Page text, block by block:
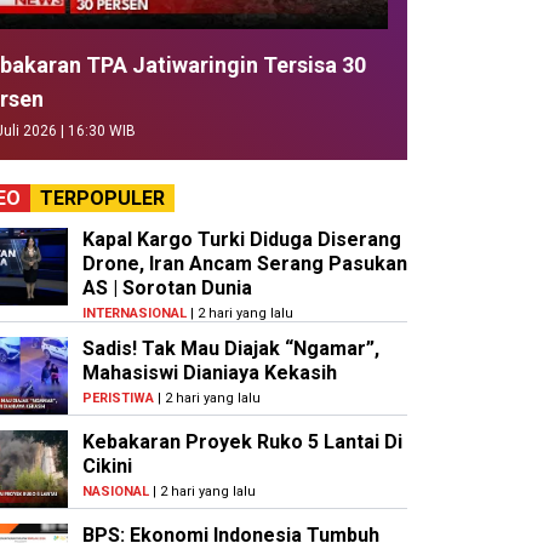
TPA Jatiwaringin Tersisa 30
2026 | 16:30 WIB
TERPOPULER
Kapal Kargo Turki Diduga Diserang
Drone, Iran Ancam Serang Pasukan
AS | Sorotan Dunia
INTERNASIONAL| 2 hari yang lalu
Sadis! Tak Mau Diajak “Ngamar”,
Mahasiswi Dianiaya Kekasih
PERISTIWA| 2 hari yang lalu
Kebakaran Proyek Ruko 5 Lantai Di
Cikini
NASIONAL| 2 hari yang lalu
BPS: Ekonomi Indonesia Tumbuh